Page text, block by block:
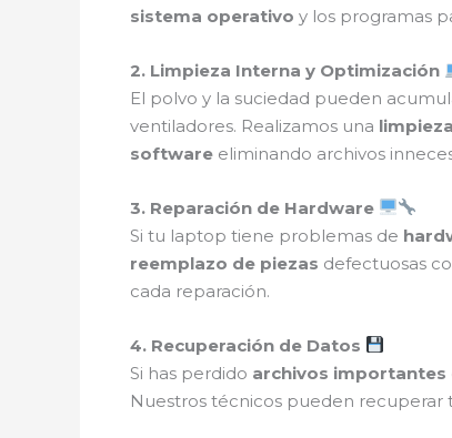
sistema operativo y los programas
2. Limpieza Interna y Optimización
El polvo y la suciedad pueden
ventiladores. Realizamos una
software eliminando archivos
3. Reparación de Hardware
Si tu laptop tiene problemas de
reemplazo de piezas defectuosas
cada reparación.
4. Recuperación de Datos
Si has perdido archivos importantes
Nuestros técnicos pueden recuperar